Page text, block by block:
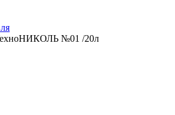
№01 /20л